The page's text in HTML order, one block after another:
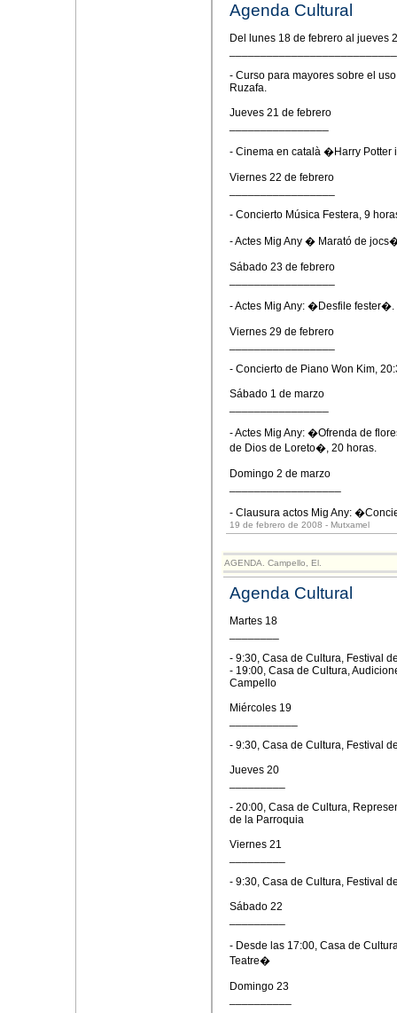
Agenda Cultural
Del lunes 18 de febrero al jueves
- Curso para mayores sobre el
Ruzafa.
Jueves 21 de febrero
- Cinema en català �Harry
Viernes 22 de febrero
- Concierto Música Festera, 9
- Actes Mig Any � Marató de
Sábado 23 de febrero
- Actes Mig Any: �Desfile fester�.
Viernes 29 de febrero
- Concierto de Piano Won Kim,
Sábado 1 de marzo
- Actes Mig Any: �Ofrenda de
de Dios de Loreto�, 20 horas.
Domingo 2 de marzo
- Clausura actos Mig Any:
19 de febrero de 2008 - Mutxamel
AGENDA. Campello, El.
Agenda Cultural
Martes 18
- 9:30, Casa de Cultura, Festival
- 19:00, Casa de Cultura,
Campello
Miércoles 19
- 9:30, Casa de Cultura, Festival
Jueves 20
- 20:00, Casa de Cultura,
de la Parroquia
Viernes 21
- 9:30, Casa de Cultura, Festival
Sábado 22
- Desde las 17:00, Casa de
Teatre�
Domingo 23